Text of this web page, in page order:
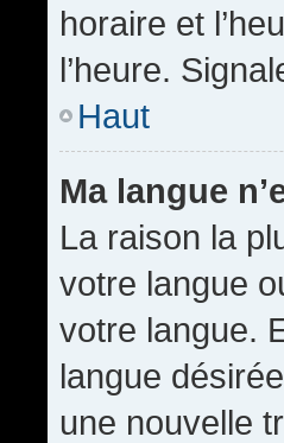
horaire et
l’heure.
Haut
Ma langue
La raison la
votre langue
votre langue.
langue
une nouvelle